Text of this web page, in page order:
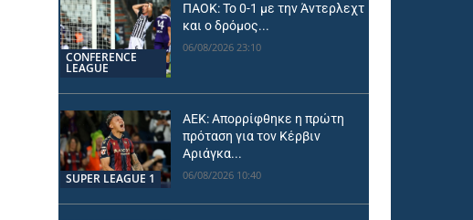
CONFERENCE
LEAGUE
ΠΑΟΚ: Το 0-1 με την Άντερλεχτ
και ο δρόμος...
06/08/2026 23:10
SUPER LEAGUE 1
ΑΕΚ: Απορρίφθηκε η πρώτη
πρόταση για τον Κέρβιν
Αριάγκα...
06/08/2026 10:40